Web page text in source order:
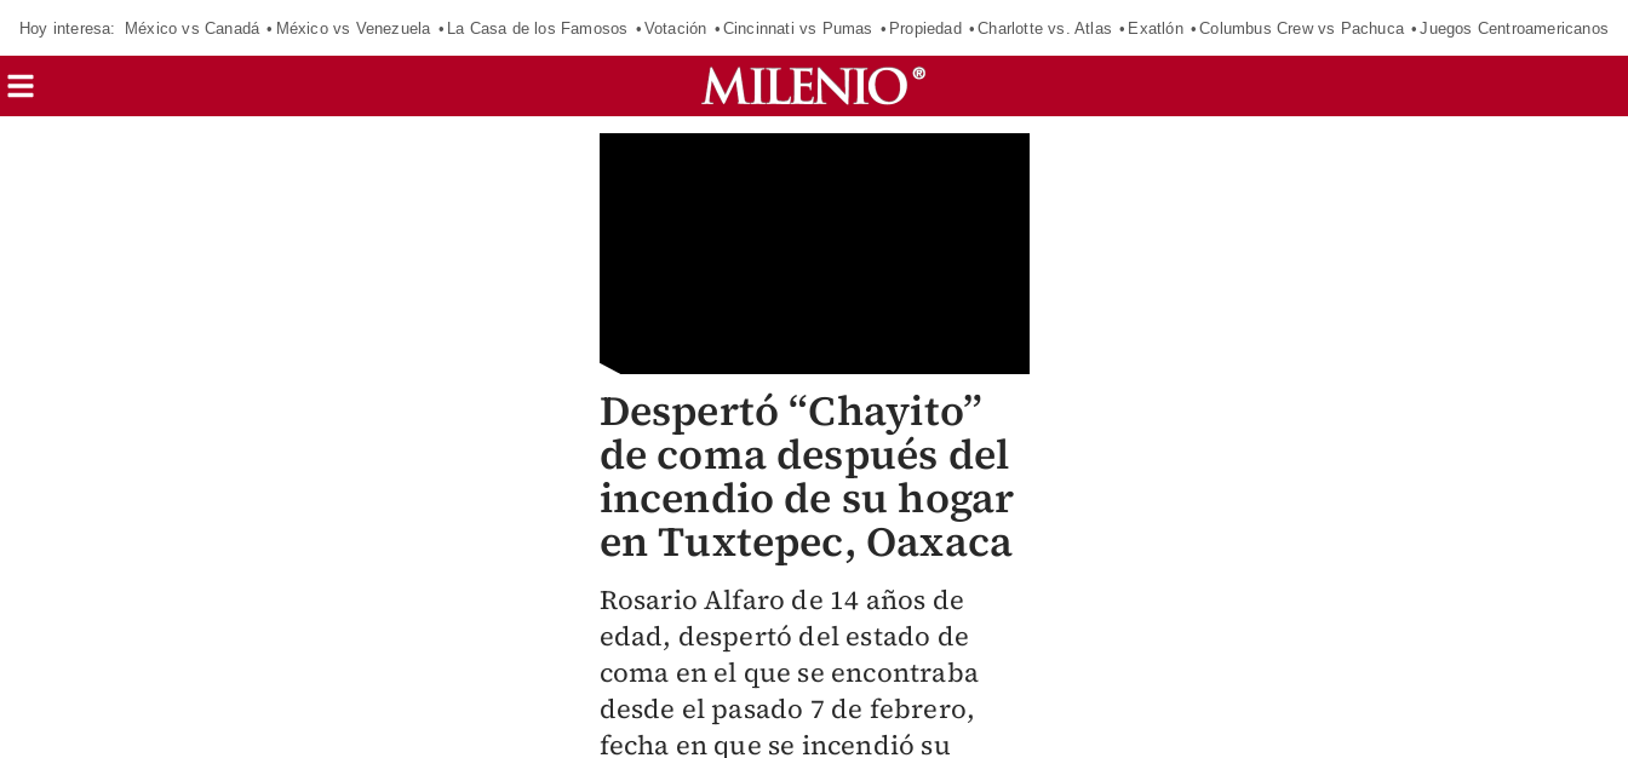
Hoy interesa: México vs Canadá México vs Venezuela La Casa de los Famosos Votación Cincinnati vs Pumas Propiedad Charlotte vs. Atlas Exatlón Columbus Crew vs Pachuca Juegos Centroamericanos
Despertó “Chayito”
de coma después del
incendio de su hogar
en Tuxtepec, Oaxaca
Rosario Alfaro de 14 años de
edad, despertó del estado de
coma en el que se encontraba
desde el pasado 7 de febrero,
fecha en que se incendió su